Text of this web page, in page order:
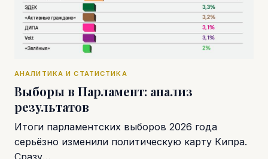
АНАЛИТИКА И СТАТИСТИКА
Выборы в Парламент: анализ
результатов
Итоги парламентских выборов 2026 года
серьёзно изменили политическую карту Кипра.